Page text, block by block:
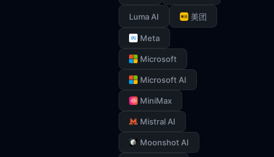
Luma AI 美团
Meta
Microsoft
Microsoft AI
MiniMax
Mistral AI
Moonshot AI